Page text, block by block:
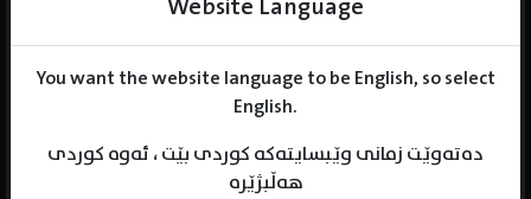
You want the website language to be English, so select
English.
دەتەوێت زمانی وێبسایتەکە کوردی بێت ، ئەوە کوردی
هەڵبژێرە
Name : Benjamin Abiola
Born :